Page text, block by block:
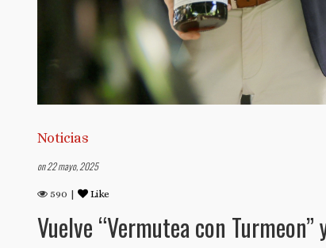
Noticias
on 22 mayo, 2025
590 | Like
Vuelve “Vermutea con